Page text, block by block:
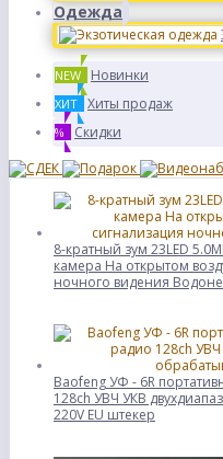
Одежда
NEW Новинки
ХИТ Хиты продаж
% Скидки
8-кратный зум 23LED
камера На открытом
ночного видения
Baofeng УФ - 6R
128ch УВЧ УКВ
220V EU штекер